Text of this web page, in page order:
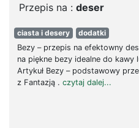
Przepis na : deser
ciasta i desery
dodatki
Bezy – przepis na efektowny
na piękne bezy idealne do
Artykuł Bezy – podstawowy
z Fantazją . czytaj dalej...